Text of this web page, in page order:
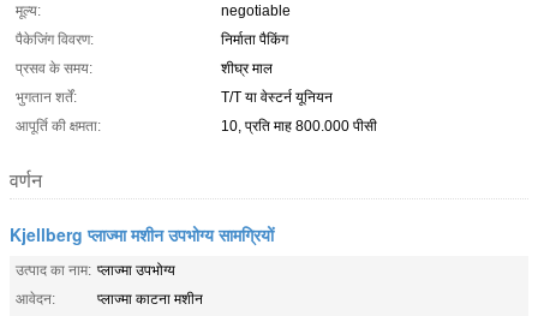
मूल्य:
negotiable
पैकेजिंग विवरण:
निर्माता पैकिंग
प्रसव के समय:
शीघ्र माल
भुगतान शर्तें:
T/T या वेस्टर्न यूनियन
आपूर्ति की क्षमता:
10, प्रति माह 800.000 पीसी
वर्णन
Kjellberg प्लाज्मा मशीन उपभोग्य सामग्रियों
उत्पाद का नाम: प्लाज्मा उपभोग्य
आवेदन:
प्लाज्मा काटना मशीन